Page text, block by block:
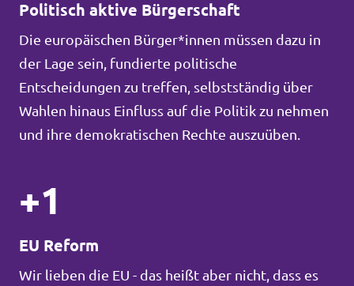
Politisch aktive Bürgerschaft
Die europäischen Bürger*innen müssen dazu in
der Lage sein, fundierte politische
Entscheidungen zu treffen, selbstständig über
Wahlen hinaus Einfluss auf die Politik zu nehmen
und ihre demokratischen Rechte auszuüben.
+1
EU Reform
Wir lieben die EU - das heißt aber nicht, dass es